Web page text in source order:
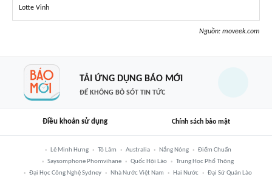
Lotte Vinh
Nguồn: moveek.com
TẢI ỨNG DỤNG BÁO MỚI
ĐỂ KHÔNG BỎ SÓT TIN TỨC
Điều khoản sử dụng Chính sách bảo mật
Lê Minh Hưng Tô Lâm Australia Nắng Nóng
Điểm Chuẩn
Saysomphone Phomvihane
Quốc Hội Lào
Trung Học Phổ Thông
Đại Học Công Nghệ Sydney
Nhà Nước Việt Nam Hai Nước
Đại Sứ Quán Lào